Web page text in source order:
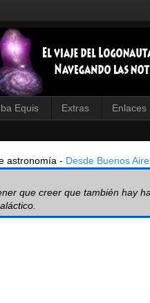
Equis Extras Enlaces
astronomía - Desde Buenos
que creer que también hay